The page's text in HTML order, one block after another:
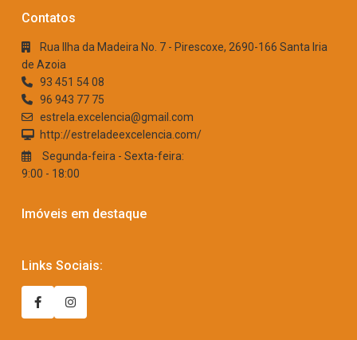
Contatos
Rua Ilha da Madeira No. 7 - Pirescoxe, 2690-166 Santa Iria
de Azoia
93 451 54 08
96 943 77 75
estrela.excelencia@gmail.com
http://estreladeexcelencia.com/
Segunda-feira - Sexta-feira:
9:00 - 18:00
Imóveis em destaque
Links Sociais: